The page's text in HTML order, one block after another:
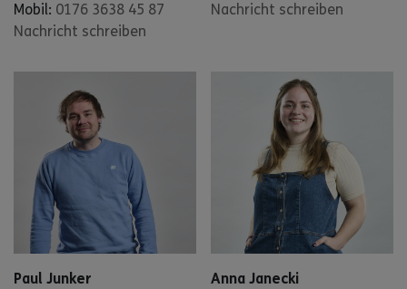
Mobil: 0176 3638 45 87
Nachricht schreiben
Nachricht schreiben
Paul Junker Anna Janecki